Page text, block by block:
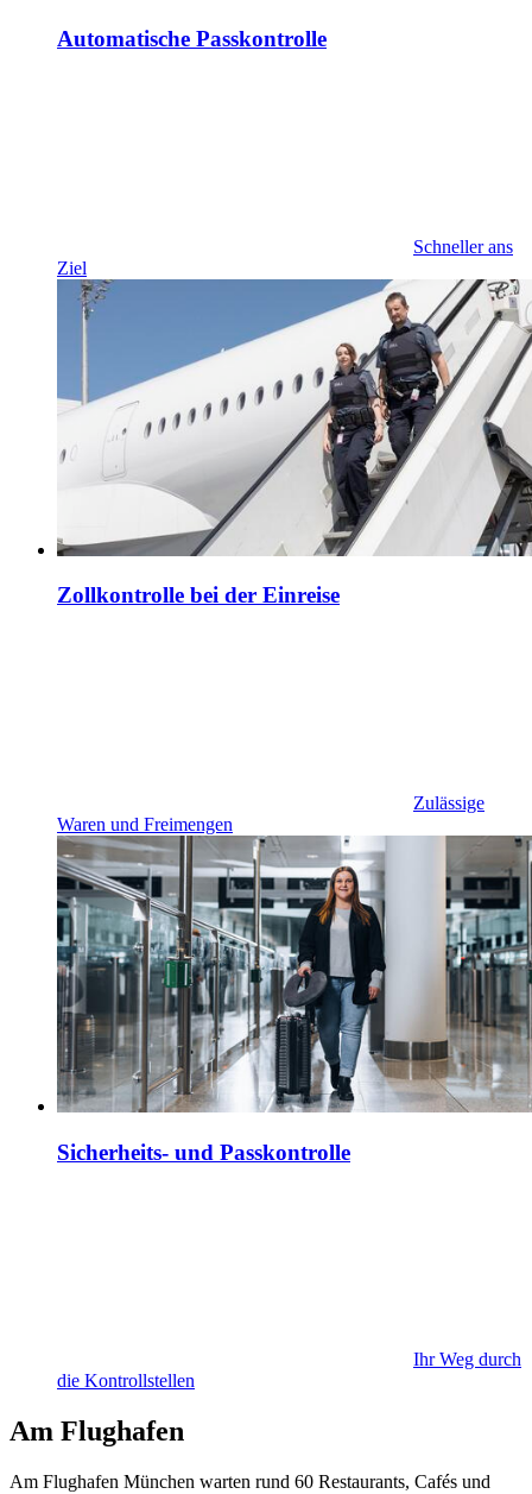
Automatische Passkontrolle
Schneller ans
Ziel
Zollkontrolle bei der Einreise
Zulässige
Waren und Freimengen
Sicherheits- und Passkontrolle
Ihr Weg durch
die Kontrollstellen
Am Flughafen
Am Flughafen München warten rund 60 Restaurants, Cafés und